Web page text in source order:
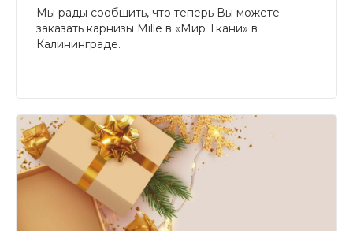
Мы рады сообщить, что теперь Вы можете
заказать карнизы Mille в «Мир Ткани» в
Калининграде.